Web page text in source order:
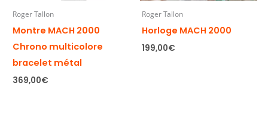
Roger Tallon
Montre MACH 2000
Chrono multicolore
bracelet métal
369,00€
Roger Tallon
Horloge MACH 2000
199,00€